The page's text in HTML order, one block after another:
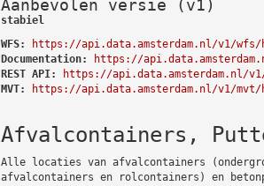
Aanbevolen versie (v1)
stabiel
WFS:
https://api.data.amsterdam.nl/v1/wfs/
Documentation:
https://
REST API:
https://api.data.amsterdam.nl/
MVT:
https://api.data.amsterdam.nl/v1/mvt/
Afvalcontainers,
Alle locaties van afvalcontainers
afvalcontainers en rolcontainers) en